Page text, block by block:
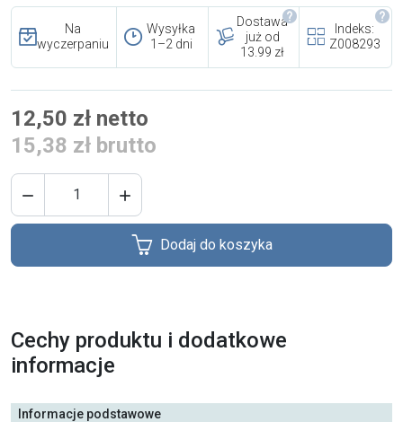
Polecany artykuł
urządzeń dla przetwórstwa
mięsnego
Na
wyczerpaniu
Wysyłka
1–2 dni
Dostawa
już od
13.99 zł
Indeks:
Z008293
12,50 zł netto
15,38 zł brutto
 
Dodaj do koszyka
Cechy produktu i dodatkowe
informacje
Informacje podstawowe